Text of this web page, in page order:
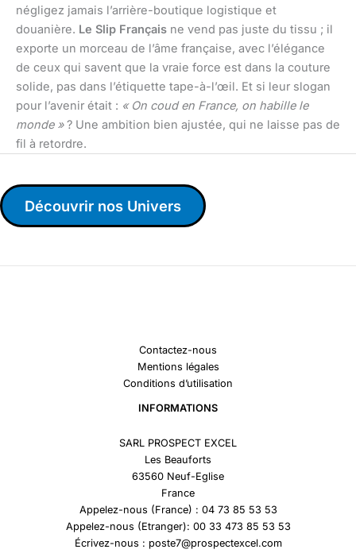
négligez jamais l’arrière-boutique logistique et
douanière. Le Slip Français ne vend pas juste du tissu ; il
exporte un morceau de l’âme française, avec l’élégance
de ceux qui savent que la vraie force est dans la couture
solide, pas dans l’étiquette tape-à-l’œil. Et si leur slogan
pour l’avenir était : « On coud en France, on habille le
monde »? Une ambition bien ajustée, qui ne laisse pas de
fil à retordre.
Découvrir nos Univers
Contactez-nous
Mentions légales
Conditions d’utilisation
INFORMATIONS
SARL PROSPECT EXCEL
Les Beauforts
63560 Neuf-Eglise
France
Appelez-nous (France) : 04 73 85 53 53
Appelez-nous (Etranger): 00 33 473 85 53 53
Écrivez-nous : poste7@prospectexcel.com